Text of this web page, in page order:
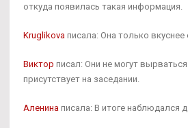
откуда появилась такая информация.
Kruglikova писала: Она только вкуснее
Виктор писал: Они не могут
присутствует на заседании.
Аленина писала: В итоге наблюдался